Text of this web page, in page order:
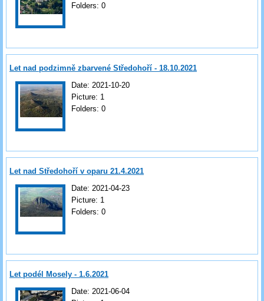
Folders: 0
Let nad podzimně zbarvené Středohoří - 18.10.2021
Date: 2021-10-20
Picture: 1
Folders: 0
Let nad Středohoří v oparu 21.4.2021
Date: 2021-04-23
Picture: 1
Folders: 0
Let podél Mosely - 1.6.2021
Date: 2021-06-04